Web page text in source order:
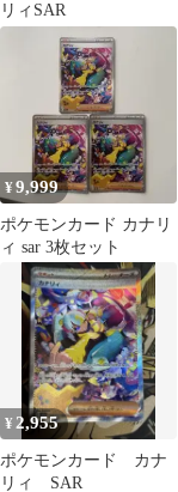
リィSAR
¥9,999
ポケモンカード カナリ
ィ sar 3枚セット
¥ 2,955
ポケモンカード カナ
リィ SAR